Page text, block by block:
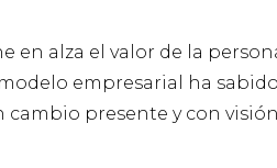
en alza el valor de la
empresarial ha sabido
presente y con